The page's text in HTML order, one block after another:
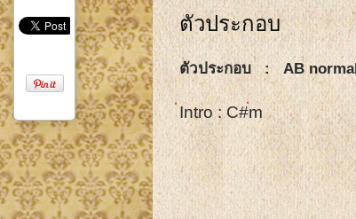
ตัวประกอบ
ตัวประกอบ : AB
Intro : C#m